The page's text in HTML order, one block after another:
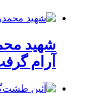
شهید
آرام